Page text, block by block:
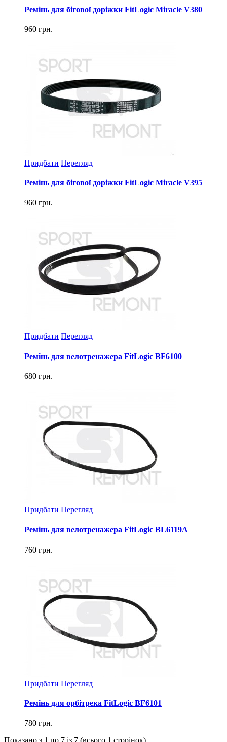
Ремінь для бігової доріжки FitLogic Miracle V380
960 грн.
Придбати Перегляд
Ремінь для бігової доріжки FitLogic Miracle V395
960 грн.
Придбати Перегляд
Ремінь для велотренажера FitLogic BF6100
680 грн.
Придбати Перегляд
Ремінь для велотренажера FitLogic ВL6119A
760 грн.
Придбати Перегляд
Ремінь для орбітрека FitLogic BF6101
780 грн.
Показано з 1 по 7 із 7 (всього 1 сторінок)